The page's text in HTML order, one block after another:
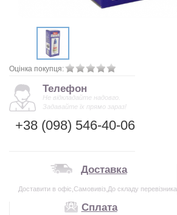
Оцінка покупця:
Телефон
Не відкладайте надовго.
Задавайте їх прямо зараз!
+38 (098) 546-40-06
Доставка
Доставити в офіс,Самовивіз,До складу перевізника
Сплата